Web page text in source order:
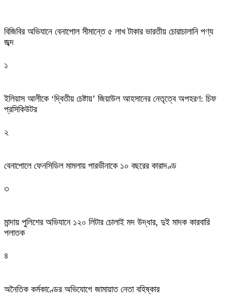
বিজিবির অভিযানে বেনাপোল সীমান্তে ৫ লাখ টাকার ভারতীয় চোরাচালানি পণ্য
জব্দ
১
ইলিয়াস আলীকে ‘দ্বিতীয় চেষ্টায়’ জিয়াউল আহসানের নেতৃত্বে অপহরণ: চিফ
প্রসিকিউটর
২
বেনাপোলে ফেনসিডিল মামলায় পারভীনাকে ১০ বছরের কারাদণ্ড
৩
মান্দায় পুলিশের অভিযানে ১২০ লিটার চোলাই মদ উদ্ধার, দুই মাদক কারবারি
পলাতক
৪
অনৈতিক কর্মকাণ্ডের অভিযোগে জামায়াত নেতা বহিষ্কার